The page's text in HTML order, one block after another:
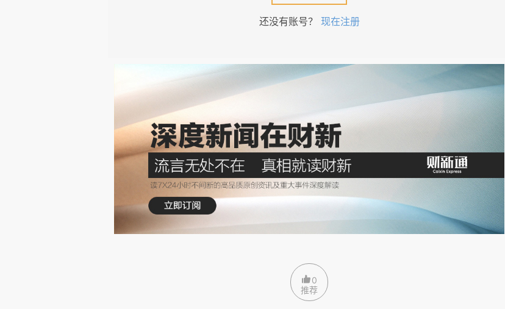
下降且偏好审慎， 四是 外资风投募资与投资规模呈下滑趋势，
各类资本参与风
投面临异质性困境。本文对风险投资行业发展历程与困境挑战进行系统梳理剖析，
并提出政策建议。
本文文章的结构安排如下：第一部分总结分析我国风险投资发展历经的四个阶
段，并对各阶段的主要特征进行概括；第二部分进行国际比较并剖析归纳目前风投
行业面临的困境挑战；第三部分提出针对性的政策建议。
本文的理论意义在于，一是系统梳理中国风险投资行业自20世纪80年代至今的
风险投资发展路径系统性研究的不足，提供了较为完整的历史分析框架，二是运用
风险投资相关理论对行业现象进行阐释。本文的现实意义在于，一是归纳总结当前
还没有账号？ 现在注册
0
推荐